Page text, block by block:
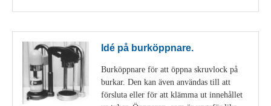
Idé på burköppnare.
Burköppnare för att öppna skruvlock på
burkar. Den kan även användas till att
försluta eller för att klämma ut innehållet